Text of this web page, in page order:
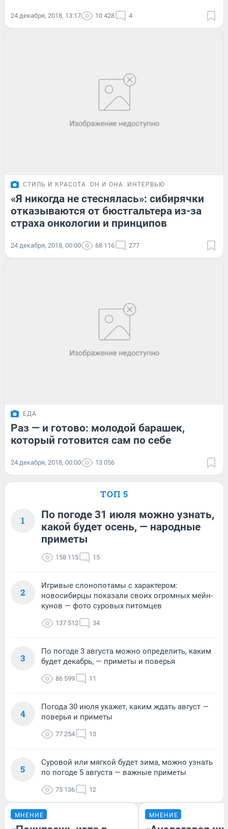
24 декабря, 2018, 13:17 10 428 4
СТИЛЬ И КРАСОТА ОН И ОНА ИНТЕРВЬЮ
«Я никогда не стеснялась»: сибирячки
отказываются от бюстгальтера из-за
страха онкологии и принципов
24 декабря, 2018, 00:00 68 116 277
ЕДА
Раз — и готово: молодой барашек,
который готовится сам по себе
24 декабря, 2018, 00:00 13 056
ТОП 5
1
По погоде 31 июля можно узнать,
какой будет осень, — народные
приметы
158 115 15
2
Игривые слонопотамы с характером:
новосибирцы показали своих огромных мейн-
кунов — фото суровых питомцев
137 512 34
3
По погоде 3 августа можно определить, каким
будет декабрь, — приметы и поверья
86 599 11
4
Погода 30 июля укажет, каким ждать август —
поверья и приметы
77 254 13
5
Суровой или мягкой будет зима, можно узнать
по погоде 5 августа — важные приметы
75 136 12
МНЕНИЕ МНЕНИЕ